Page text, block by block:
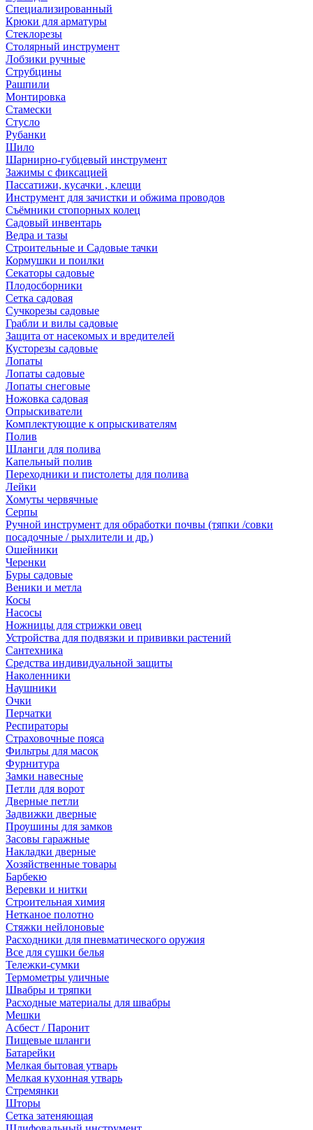
Специализированный
Крюки для арматуры
Стеклорезы
Столярный инструмент
Лобзики ручные
Струбцины
Рашпили
Монтировка
Стамески
Стусло
Рубанки
Шило
Шарнирно-губцевый инструмент
Зажимы с фиксацией
Пассатижи, кусачки , клещи
Инструмент для зачистки и обжима проводов
Съёмники стопорных колец
Садовый инвентарь
Ведра и тазы
Строительные и Садовые тачки
Кормушки и поилки
Секаторы садовые
Плодосборники
Сетка садовая
Сучкорезы садовые
Грабли и вилы садовые
Защита от насекомых и вредителей
Кусторезы садовые
Лопаты
Лопаты садовые
Лопаты снеговые
Ножовка садовая
Опрыскиватели
Комплектующие к опрыскивателям
Полив
Шланги для полива
Капельный полив
Переходники и пистолеты для полива
Лейки
Хомуты червячные
Серпы
Ручной инструмент для обработки почвы (тяпки /совки
посадочные / рыхлители и др.)
Ошейники
Черенки
Буры садовые
Веники и метла
Косы
Насосы
Ножницы для стрижки овец
Устройства для подвязки и прививки растений
Сантехника
Средства индивидуальной защиты
Наколенники
Наушники
Очки
Перчатки
Респираторы
Страховочные пояса
Фильтры для масок
Фурнитура
Замки навесные
Петли для ворот
Дверные петли
Задвижки дверные
Проушины для замков
Засовы гаражные
Накладки дверные
Хозяйственные товары
Барбекю
Веревки и нитки
Строительная химия
Нетканое полотно
Стяжки нейлоновые
Расходники для пневматического оружия
Все для сушки белья
Тележки-сумки
Термометры уличные
Швабры и тряпки
Расходные материалы для швабры
Мешки
Асбест / Паронит
Пищевые шланги
Батарейки
Мелкая бытовая утварь
Мелкая кухонная утварь
Стремянки
Шторы
Сетка затеняющая